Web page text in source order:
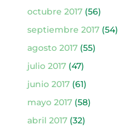
octubre 2017(56)
septiembre 2017(54)
agosto 2017(55)
julio 2017(47)
junio 2017(61)
mayo 2017(58)
abril 2017(32)